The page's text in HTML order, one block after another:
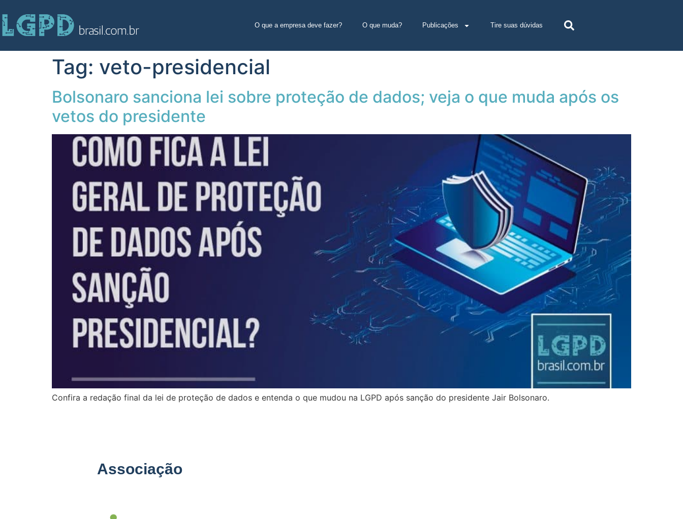
O que a empresa deve fazer? O que muda? Publicações Tire suas dúvidas
Tag: veto-presidencial
Bolsonaro sanciona lei sobre proteção de dados; veja o que muda após os
vetos do presidente
Confira a redação final da lei de proteção de dados e entenda o que mudou na LGPD após sanção do presidente Jair Bolsonaro.
Associação